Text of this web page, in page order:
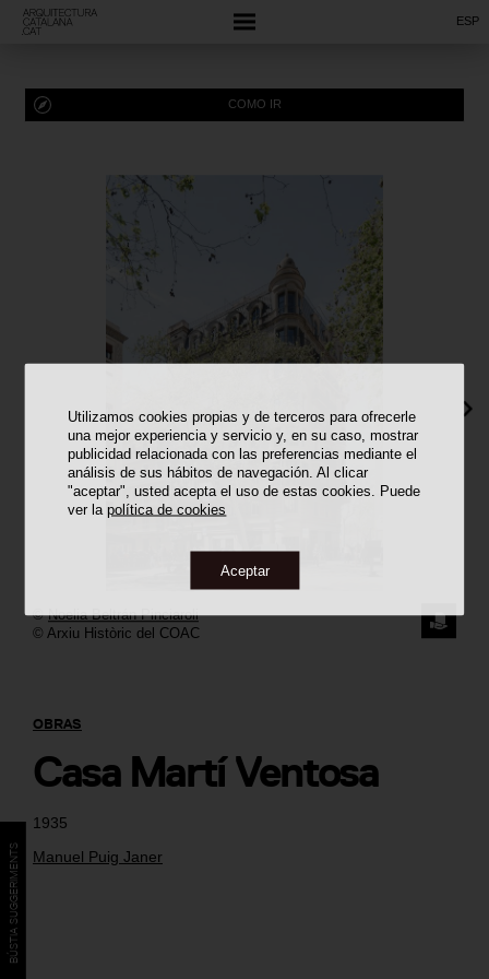
Utilizamos cookies propias y de terceros para ofrecerle
una mejor experiencia y servicio y, en su caso, mostrar
publicidad relacionada con las preferencias mediante el
análisis de sus hábitos de navegación. Al clicar
"aceptar", usted acepta el uso de estas cookies. Puede
ver lapolítica de cookies
Aceptar
ESP
1935
Manuel Puig Janer
OBRAS
Casa Martí Ventosa
COMO IR
©Noelia Beltrán Pinciaroli
© Arxiu Històric del COAC
BÚSTIA SUGGERIMENTS